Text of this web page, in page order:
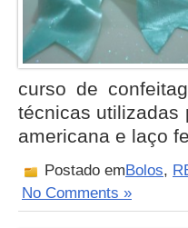
curso de
técnicas utilizadas
americana e laço
Postado emBolos,
No Comments »